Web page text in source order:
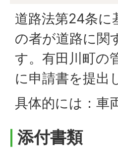
道路法第24条に
の者が道路に関
す。有田川町の
に申請書を提出
具体的には：車
添付書類